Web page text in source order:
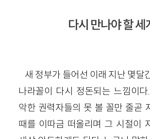
다시 만나야 할 세
새 정부가 들어선 이래 지난 몇달
나라꼴이 다시 정돈되는 느낌이
악한 권력자들의 못 볼 꼴만 줄곧
때를 이따금 떠올리며 그 시절이